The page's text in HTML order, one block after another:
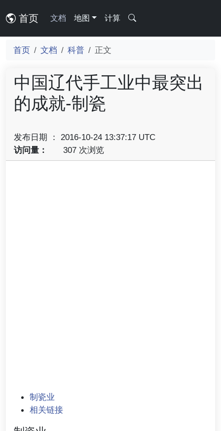
首页 文档 地图 计算
首页 文档 科普 正文
中国辽代手工业中最突出
的成就-制瓷
发布日期 ： 2016-10-24 13:37:17 UTC
访问量：
307 次浏览
制瓷业
相关链接